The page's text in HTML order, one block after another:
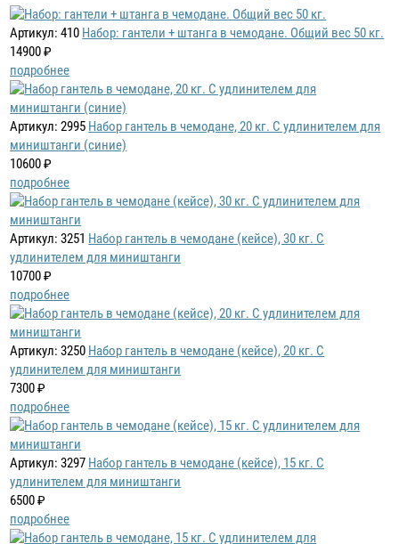
Артикул: 410 Набор: гантели + штанга в чемодане. Общий вес 50 кг.
14900 ₽
подробнее
Артикул: 2995 Набор гантель в чемодане, 20 кг. С удлинителем для
миништанги (синие)
10600 ₽
подробнее
Артикул: 3251 Набор гантель в чемодане (кейсе), 30 кг. С
удлинителем для миништанги
10700 ₽
подробнее
Артикул: 3250 Набор гантель в чемодане (кейсе), 20 кг. С
удлинителем для миништанги
7300 ₽
подробнее
Артикул: 3297 Набор гантель в чемодане (кейсе), 15 кг. С
удлинителем для миништанги
6500 ₽
подробнее